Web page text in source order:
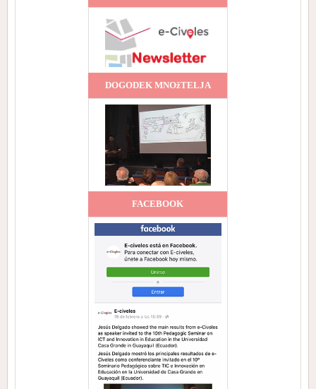
DOGODEK MNOžTELJA
FACEBOOK